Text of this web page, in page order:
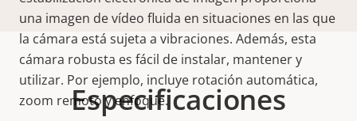
una imagen de vídeo fluida en situaciones en las que
la cámara está sujeta a vibraciones. Además, esta
cámara robusta es fácil de instalar, mantener y
utilizar. Por ejemplo, incluye rotación automática,
zoom remoto y enfoque.
Especificaciones